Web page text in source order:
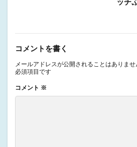
ッチ
コメントを書く
メールアドレスが公開されることはありませ
必須項目です
コメント ※